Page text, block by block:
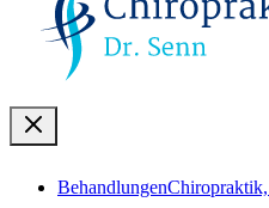
Behandlungen